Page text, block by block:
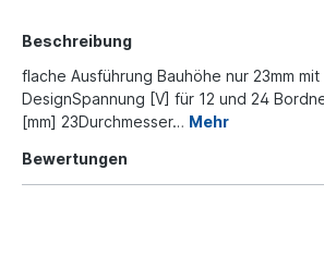
Beschreibung
flache Ausführung Bauhöhe nur 23mm
DesignSpannung [V] für 12 und 24
[mm] 23Durchmesser… Mehr
Bewertungen